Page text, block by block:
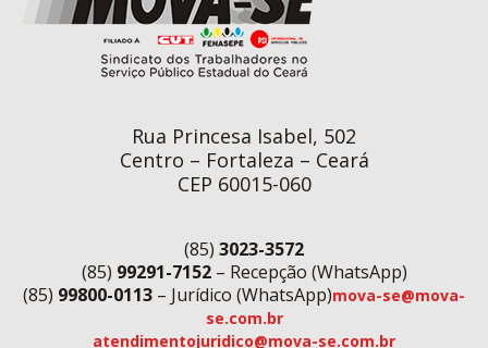
Rua Princesa Isabel, 502
Centro – Fortaleza – Ceará
CEP 60015-060
(85) 3023-3572
(85) 99291-7152– Recepção (WhatsApp)
(85) 99800-0113 – Jurídico (WhatsApp)mova-se@mova-
se.com.br
atendimentojuridico@mova-se.com.br